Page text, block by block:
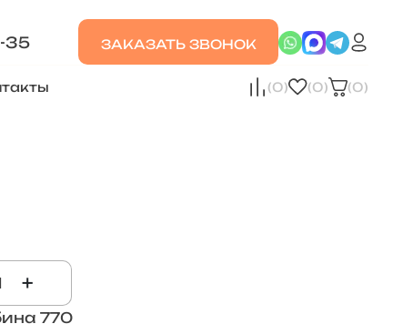
35 ЗАКАЗАТЬ ЗВОНОК
(0) (0) (0)
+
770